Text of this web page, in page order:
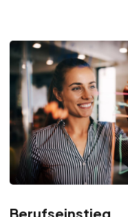
Berufseinstieg